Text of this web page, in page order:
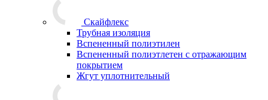
Скайфлекс
Трубная изоляция
Вспененный полиэтилен
Вспененный полиэтлетен с отражающим
покрытием
Жгут уплотнительный